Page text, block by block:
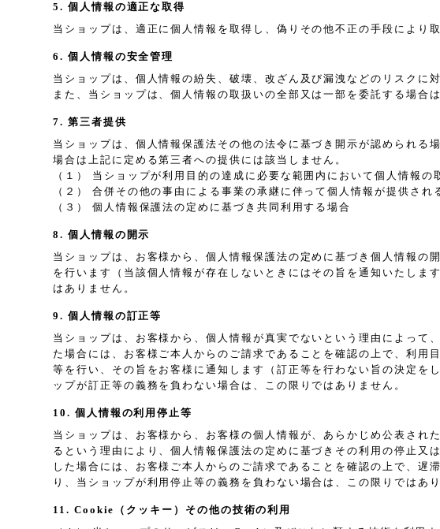
5. 個人情報の適正な取得
当ショップは、適正に個人情報を取得し、偽りその他不正の手段により取
6. 個人情報の安全管理
当ショップは、個人情報の紛失、破壊、改ざん及び漏洩などのリスクに
また、当ショップは、個人情報の取扱いの全部又は一部を委託する場合
7. 第三者提供
当ショップは、個人情報保護法その他の法令に基づき開示が認められる
場合は上記に定める第三者への提供には該当しません。
（１） 当ショップが利用目的の達成に必要な範囲内において個人情報
（２） 合併その他の事由による事業の承継に伴って個人情報が提供され
（３） 個人情報保護法の定めに基づき共同利用する場合
8. 個人情報の開示
当ショップは、お客様から、個人情報保護法の定めに基づき個人情報
を行います（当該個人情報が存在しないときにはその旨を通知いたし
はありません。
9. 個人情報の訂正等
当ショップは、お客様から、個人情報が真実でないという理由によっ
た場合には、お客様ご本人からのご請求であることを確認の上で、利用
等を行い、その旨をお客様に通知します（訂正等を行わない旨の決定を
ップが訂正等の義務を負わない場合は、この限りではありません。
10. 個人情報の利用停止等
当ショップは、お客様から、お客様の個人情報が、あらかじめ公表され
るという理由により、個人情報保護法の定めに基づきその利用の停止又
した場合には、お客様ご本人からのご請求であることを確認の上で、遅
り、当ショップが利用停止等の義務を負わない場合は、この限りではあり
11. Cookie（クッキー）その他の技術の利用